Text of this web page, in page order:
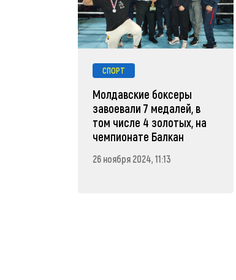
СПОРТ
Молдавские боксеры
завоевали 7 медалей, в
том числе 4 золотых, на
чемпионате Балкан
26 ноября 2024, 11:13